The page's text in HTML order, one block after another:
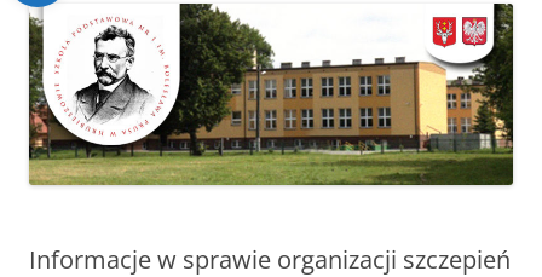
Informacje w sprawie organizacji szczepień